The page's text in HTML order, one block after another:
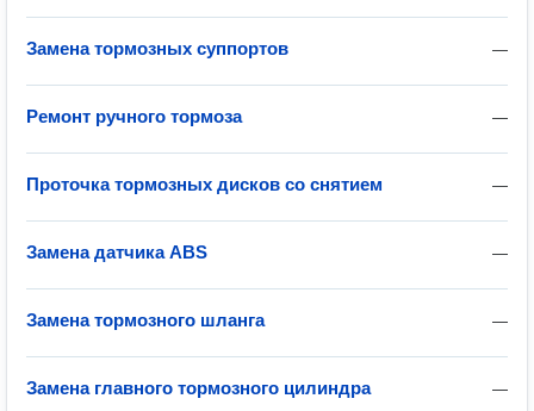
—
Замена тормозных суппортов
—
Ремонт ручного тормоза
—
Проточка тормозных дисков со снятием
—
Замена датчика ABS
—
Замена тормозного шланга
—
Замена главного тормозного цилиндра